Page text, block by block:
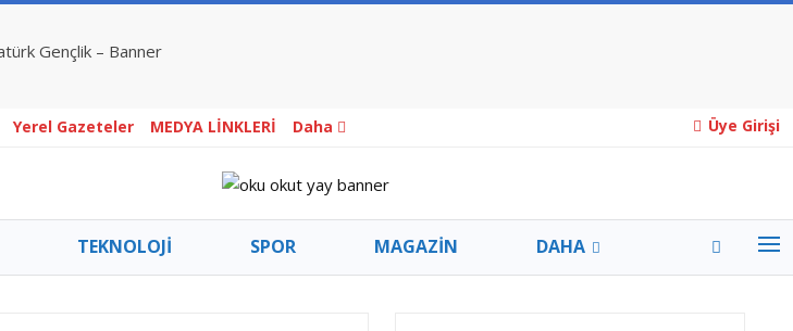
Üye Girişi
Yerel Gazeteler MEDYA LİNKLERİ Daha
TEKNOLOJİ SPOR MAGAZİN DAHA